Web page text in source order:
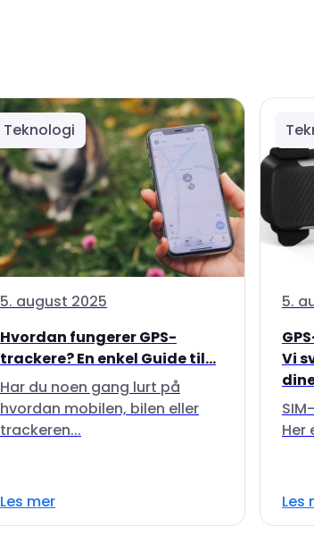
Teknologi
5. august 2025
Hvordan fungerer GPS-
trackere? En enkel Guide til...
Har du noen gang lurt på
hvordan mobilen, bilen eller
trackeren...
Les mer
5.
Vi
Her
Les